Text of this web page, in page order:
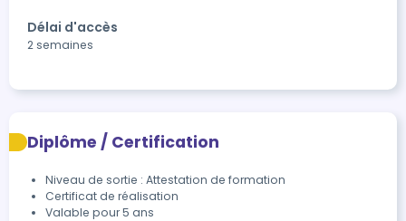
Délai d'accès
2 semaines
Diplôme / Certification
Niveau de sortie : Attestation de formation
Certificat de réalisation
Valable pour 5 ans